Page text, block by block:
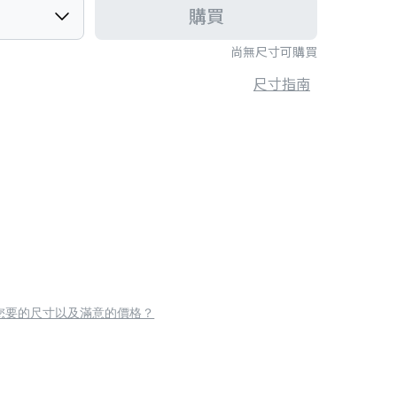
尚無尺寸可購買
購買
尺寸指南
要的尺寸以及滿意的價格？